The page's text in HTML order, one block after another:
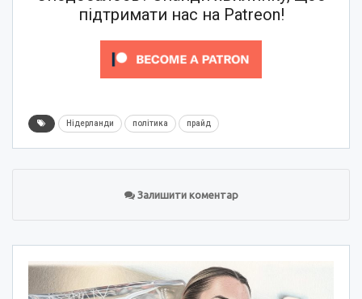
підтримати нас на Patreon!
Нідерланди політика прайд
Залишити коментар